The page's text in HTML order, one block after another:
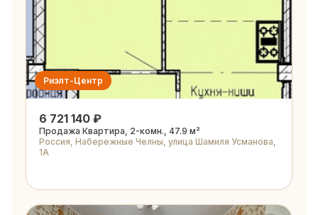
Риэлт-Центр
6 721 140 ₽
Продажа Квартира, 2-комн., 47.9 м²
Россия, Набережные Челны, улица Шамиля Усманова,
1А